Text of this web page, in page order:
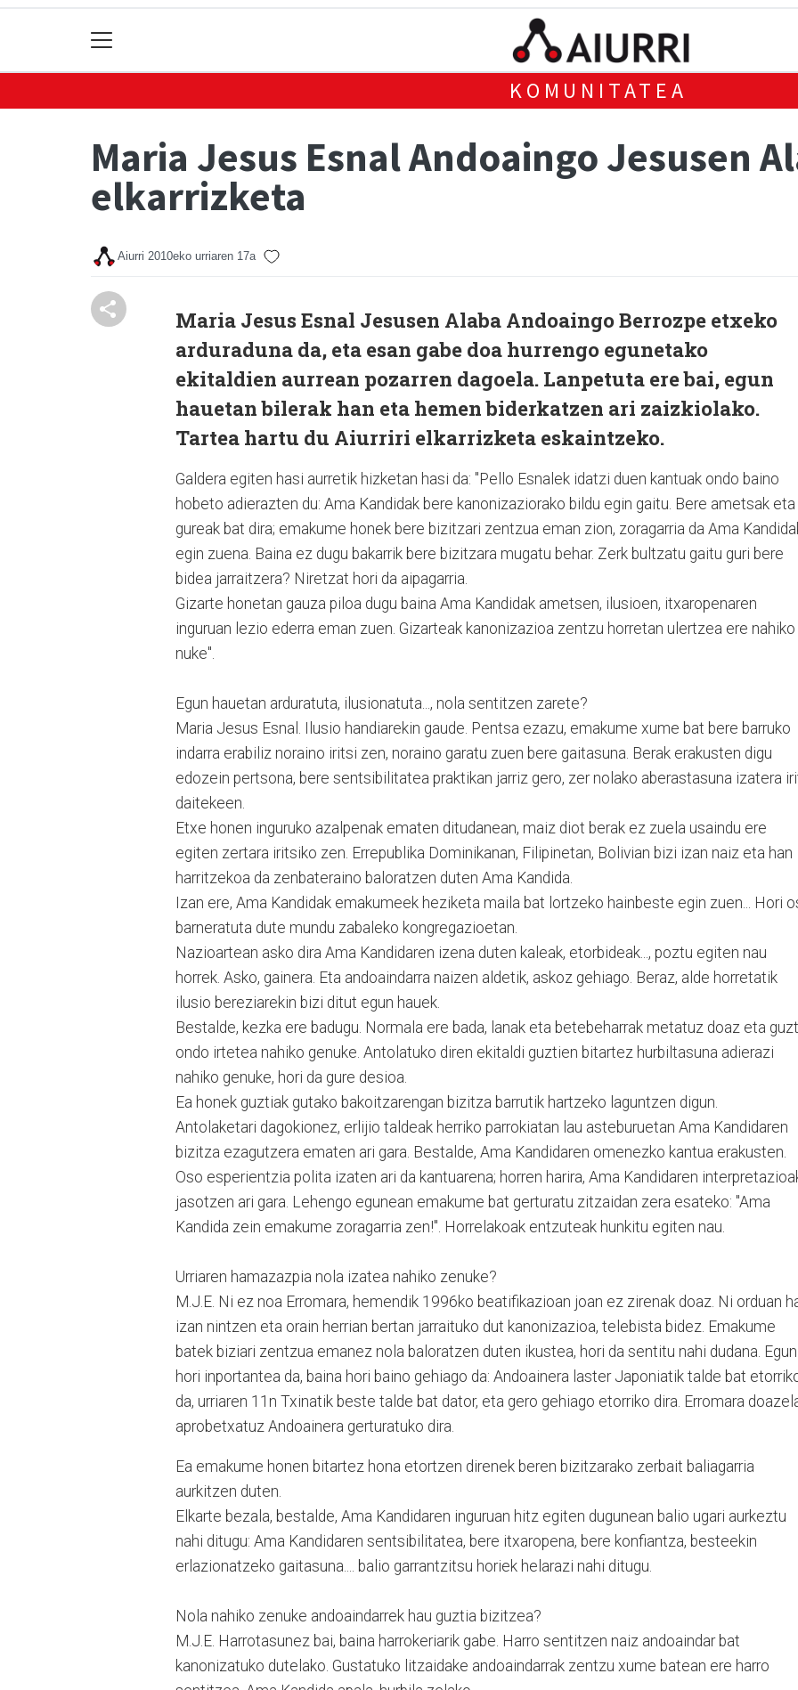
KOMUNITATEA
Maria Jesus Esnal Andoaingo Jesusen
elkarrizketa
Aiurri 2010eko urriaren 17a
Maria Jesus Esnal Jesusen Alaba Andoaingo Berrozpe etxeko
arduraduna da, eta esan gabe doa hurrengo egunetako
ekitaldien aurrean pozarren dagoela. Lanpetuta ere bai, egun
hauetan bilerak han eta hemen biderkatzen ari zaizkiolako.
Tartea hartu du Aiurriri elkarrizketa eskaintzeko.
Galdera egiten hasi aurretik hizketan hasi da: "Pello Esnalek idatzi duen kantuak ondo baino
hobeto adierazten du: Ama Kandidak bere kanonizaziorako bildu egin gaitu. Bere ametsak eta
gureak bat dira; emakume honek bere bizitzari zentzua eman zion, zoragarria da Ama
egin zuena. Baina ez dugu bakarrik bere bizitzara mugatu behar. Zerk bultzatu gaitu guri bere
bidea jarraitzera? Niretzat hori da aipagarria.
Gizarte honetan gauza piloa dugu baina Ama Kandidak ametsen, ilusioen, itxaropenaren
inguruan lezio ederra eman zuen. Gizarteak kanonizazioa zentzu horretan ulertzea ere nahiko
nuke".
Egun hauetan arduratuta, ilusionatuta..., nola sentitzen zarete?
Maria Jesus Esnal. Ilusio handiarekin gaude. Pentsa ezazu, emakume xume bat bere barruko
indarra erabiliz noraino iritsi zen, noraino garatu zuen bere gaitasuna. Berak erakusten digu
edozein pertsona, bere sentsibilitatea praktikan jarriz gero, zer nolako aberastasuna izatera
daitekeen.
Etxe honen inguruko azalpenak ematen ditudanean, maiz diot berak ez zuela usaindu ere
egiten zertara iritsiko zen. Errepublika Dominikanan, Filipinetan, Bolivian bizi izan naiz eta han
harritzekoa da zenbateraino baloratzen duten Ama Kandida.
Izan ere, Ama Kandidak emakumeek heziketa maila bat lortzeko hainbeste egin zuen... Hori
barneratuta dute mundu zabaleko kongregazioetan.
Nazioartean asko dira Ama Kandidaren izena duten kaleak, etorbideak..., poztu egiten nau
horrek. Asko, gainera. Eta andoaindarra naizen aldetik, askoz gehiago. Beraz, alde horretatik
ilusio bereziarekin bizi ditut egun hauek.
Bestalde, kezka ere badugu. Normala ere bada, lanak eta betebeharrak metatuz doaz eta
ondo irtetea nahiko genuke. Antolatuko diren ekitaldi guztien bitartez hurbiltasuna adierazi
nahiko genuke, hori da gure desioa.
Ea honek guztiak gutako bakoitzarengan bizitza barrutik hartzeko laguntzen digun.
Antolaketari dagokionez, erlijio taldeak herriko parrokiatan lau asteburuetan Ama Kandidaren
bizitza ezagutzera ematen ari gara. Bestalde, Ama Kandidaren omenezko kantua erakusten.
Oso esperientzia polita izaten ari da kantuarena; horren harira, Ama Kandidaren
jasotzen ari gara. Lehengo egunean emakume bat gerturatu zitzaidan zera esateko: "Ama
Kandida zein emakume zoragarria zen!". Horrelakoak entzuteak hunkitu egiten nau.
Urriaren hamazazpia nola izatea nahiko zenuke?
M.J.E. Ni ez noa Erromara, hemendik 1996ko beatifikazioan joan ez zirenak doaz. Ni orduan
izan nintzen eta orain herrian bertan jarraituko dut kanonizazioa, telebista bidez. Emakume
batek biziari zentzua emanez nola baloratzen duten ikustea, hori da sentitu nahi dudana. Egun
hori inportantea da, baina hori baino gehiago da: Andoainera laster Japoniatik talde bat
da, urriaren 11n Txinatik beste talde bat dator, eta gero gehiago etorriko dira. Erromara
aprobetxatuz Andoainera gerturatuko dira.
Ea emakume honen bitartez hona etortzen direnek beren bizitzarako zerbait baliagarria
aurkitzen duten.
Elkarte bezala, bestalde, Ama Kandidaren inguruan hitz egiten dugunean balio ugari aurkeztu
nahi ditugu: Ama Kandidaren sentsibilitatea, bere itxaropena, bere konfiantza, besteekin
erlazionatzeko gaitasuna.... balio garrantzitsu horiek helarazi nahi ditugu.
Nola nahiko zenuke andoaindarrek hau guztia bizitzea?
M.J.E. Harrotasunez bai, baina harrokeriarik gabe. Harro sentitzen naiz andoaindar bat
kanonizatuko dutelako. Gustatuko litzaidake andoaindarrak zentzu xume batean ere harro